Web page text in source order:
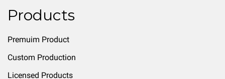
Products
Premuim Product
Custom Production
Licensed Products